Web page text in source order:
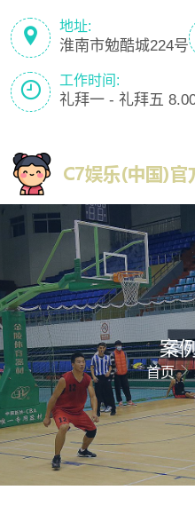
地址:
淮南市勉酷城224号
工作时间:
礼拜一 - 礼拜五
案
首页